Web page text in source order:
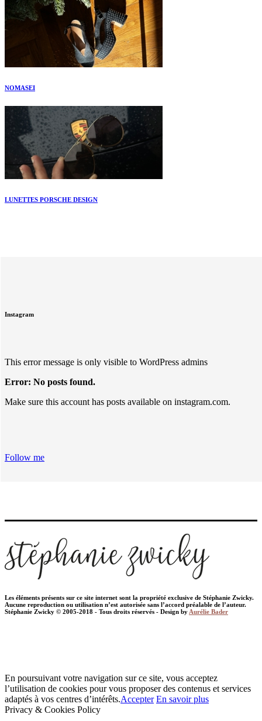
NOMASEI
LUNETTES PORSCHE DESIGN
Instagram
This error message is only visible to WordPress admins
Error: No posts found.
Make sure this account has posts available on instagram.com.
Follow me
Les éléments présents sur ce site internet sont la propriété exclusive de Stéphanie Zwicky.
Aucune reproduction ou utilisation n’est autorisée sans l’accord préalable de l’auteur.
Stéphanie Zwicky © 2005-2018 - Tous droits réservés - Design by Aurélie Bader
En poursuivant votre navigation sur ce site, vous acceptez
l’utilisation de cookies pour vous proposer des contenus et services
adaptés à vos centres d’intérêts.Accepter En savoir plus
Privacy & Cookies Policy